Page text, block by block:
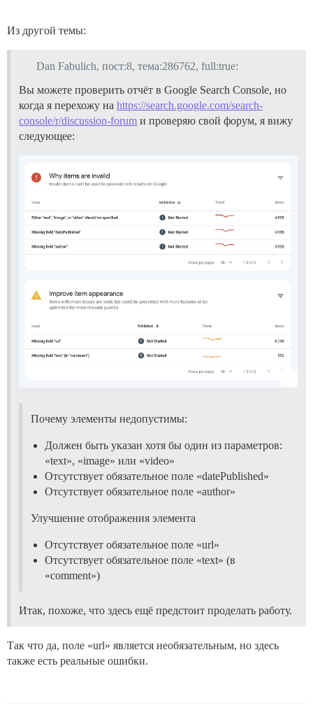
Из другой темы:
Dan Fabulich, пост:8, тема:286762, full:true:
Вы можете проверить отчёт в Google Search Console, но
когда я перехожу на https://search.google.com/search-
console/r/discussion-forum и проверяю свой форум, я вижу
следующее:
Почему элементы недопустимы:
Должен быть указан хотя бы один из параметров:
«text», «image» или «video»
Отсутствует обязательное поле «datePublished»
Отсутствует обязательное поле «author»
Улучшение отображения элемента
Отсутствует обязательное поле «url»
Отсутствует обязательное поле «text» (в
«comment»)
Итак, похоже, что здесь ещё предстоит проделать работу.
Так что да, поле «url» является необязательным, но здесь
также есть реальные ошибки.